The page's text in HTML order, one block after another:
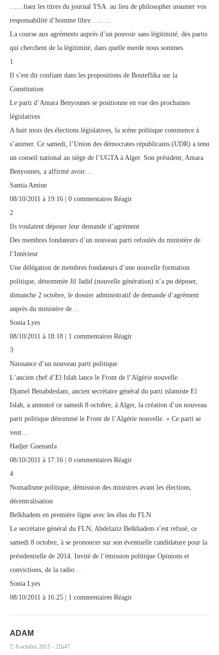
……lisez les titres du journal TSA. au lieu de philosopher assumer vos
responsabilité d’homme libre………
La course aux agréments auprès d’un pouvoir sans légitimité, des partis
qui cherchent de la légitimité, dans quelle merde nous sommes.
1
Il s’est dit confiant dans les propositions de Bouteflika sur la
Constitution
Le parti d’Amara Benyounes se positionne en vue des prochaines
législatives
A huit mois des élections législatives, la scène politique commence à
s’animer. Ce samedi, l’Union des démocrates républicains (UDR) a tenu
un conseil national au siège de l’UGTA à Alger. Son président, Amara
Benyounes, a affirmé avoir…
Samia Amine
08/10/2011 à 19:16 | 0 commentaires Réagir
2
Ils voulaient déposer leur demande d’agrément
Des membres fondateurs d’un nouveau parti refoulés du ministère de
l’Intérieur
Une délégation de membres fondateurs d’une nouvelle formation
politique, dénommée Jil Jadid (nouvelle génération) n’a pu déposer,
dimanche 2 octobre, le dossier administratif de demande d’agrément
auprès du ministère de…
Sonia Lyes
08/10/2011 à 18:18 | 1 commentaires Réagir
3
Naissance d’un nouveau parti politique
L’ancien chef d’El Islah lance le Front de l’Algérie nouvelle
Djamel Benabdeslam, ancien secrétaire général du parti islamiste El
Islah, a annoncé ce samedi 8 octobre, à Alger, la création d’un nouveau
parti politique dénommé le Front de l’Algérie nouvelle. « Ce parti se
veut…
Hadjer Guenanfa
08/10/2011 à 17:16 | 0 commentaires Réagir
4
Nomadisme politique, démission des ministres avant les élections,
décentralisation
Belkhadem en première ligne avec les élus du FLN
Le secrétaire général du FLN, Abdelaziz Belkhadem s’est refusé, ce
samedi 8 octobre, à se prononcer sur son éventuelle candidature pour la
présidentielle de 2014. Invité de l’émission politique Opinions et
convictions, de la radio…
Sonia Lyes
08/10/2011 à 16:25 | 1 commentaires Réagir
ADAM
8 octobre 2011 - 21h47